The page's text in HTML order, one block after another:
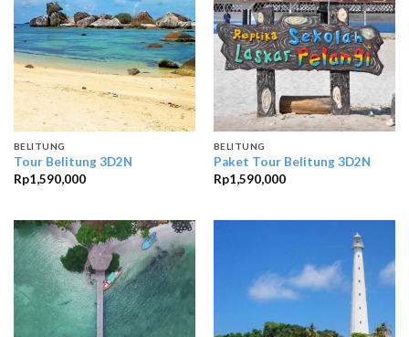
BELITUNG
Tour Belitung 3D2N
Rp1,590,000
BELITUNG
Paket Tour Belitung 3D2N
Rp1,590,000